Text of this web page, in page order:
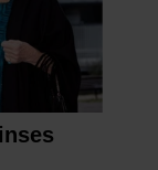
met andere
ze hebben
services. U
website blijft